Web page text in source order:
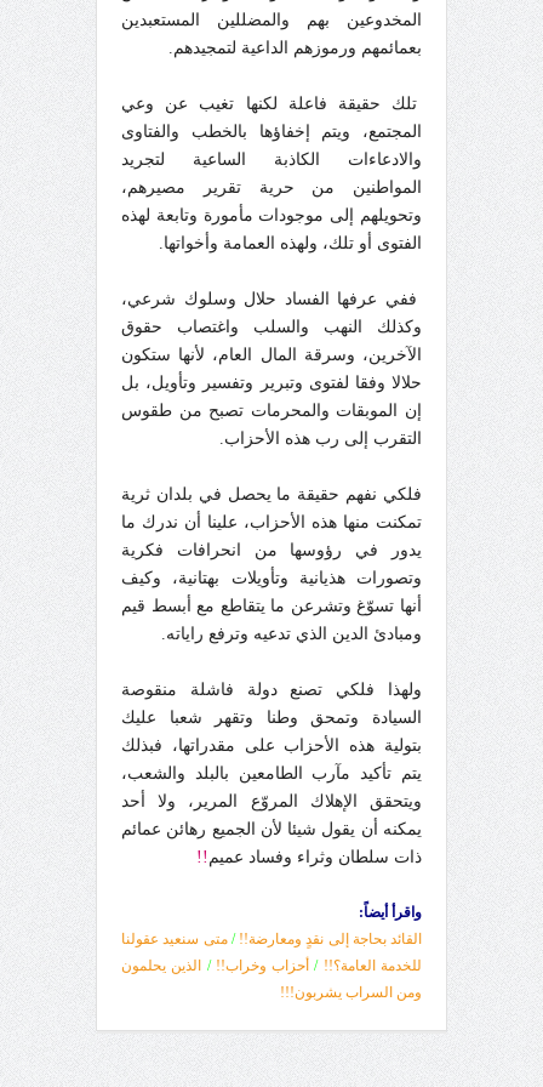
المخدوعين بهم والمضللين المستعبدين
بعمائمهم ورموزهم الداعية لتمجيدهم.
تلك حقيقة فاعلة لكنها تغيب عن وعي
المجتمع، ويتم إخفاؤها بالخطب والفتاوى
والادعاءات الكاذبة الساعية لتجريد
المواطنين من حرية تقرير مصيرهم،
وتحويلهم إلى موجودات مأمورة وتابعة لهذه
الفتوى أو تلك، ولهذه العمامة وأخواتها.
ففي عرفها الفساد حلال وسلوك شرعي،
وكذلك النهب والسلب واغتصاب حقوق
الآخرين، وسرقة المال العام، لأنها ستكون
حلالا وفقا لفتوى وتبرير وتفسير وتأويل، بل
إن الموبقات والمحرمات تصبح من طقوس
التقرب إلى رب هذه الأحزاب.
فلكي نفهم حقيقة ما يحصل في بلدان ثرية
تمكنت منها هذه الأحزاب، علينا أن ندرك ما
يدور في رؤوسها من انحرافات فكرية
وتصورات هذيانية وتأويلات بهتانية، وكيف
أنها تسوّغ وتشرعن ما يتقاطع مع أبسط قيم
ومبادئ الدين الذي تدعيه وترفع راياته.
ولهذا فلكي تصنع دولة فاشلة منقوصة
السيادة وتمحق وطنا وتقهر شعبا عليك
بتولية هذه الأحزاب على مقدراتها، فبذلك
يتم تأكيد مآرب الطامعين بالبلد والشعب،
ويتحقق الإهلاك المروّع المرير، ولا أحد
يمكنه أن يقول شيئا لأن الجميع رهائن عمائم
ذات سلطان وثراء وفساد عميم !!
واقرأ أيضاً:
القائد بحاجة إلى نقدٍ ومعارضة!! / متى سنعيد عقولنا
للخدمة العامة؟!! /أحزاب وخراب!!/
الذين يحلمون
ومن السراب يشربون!!!